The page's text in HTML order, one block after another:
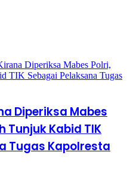
Diperiksa Mabes
Tunjuk Kabid TIK
Tugas Kapolresta